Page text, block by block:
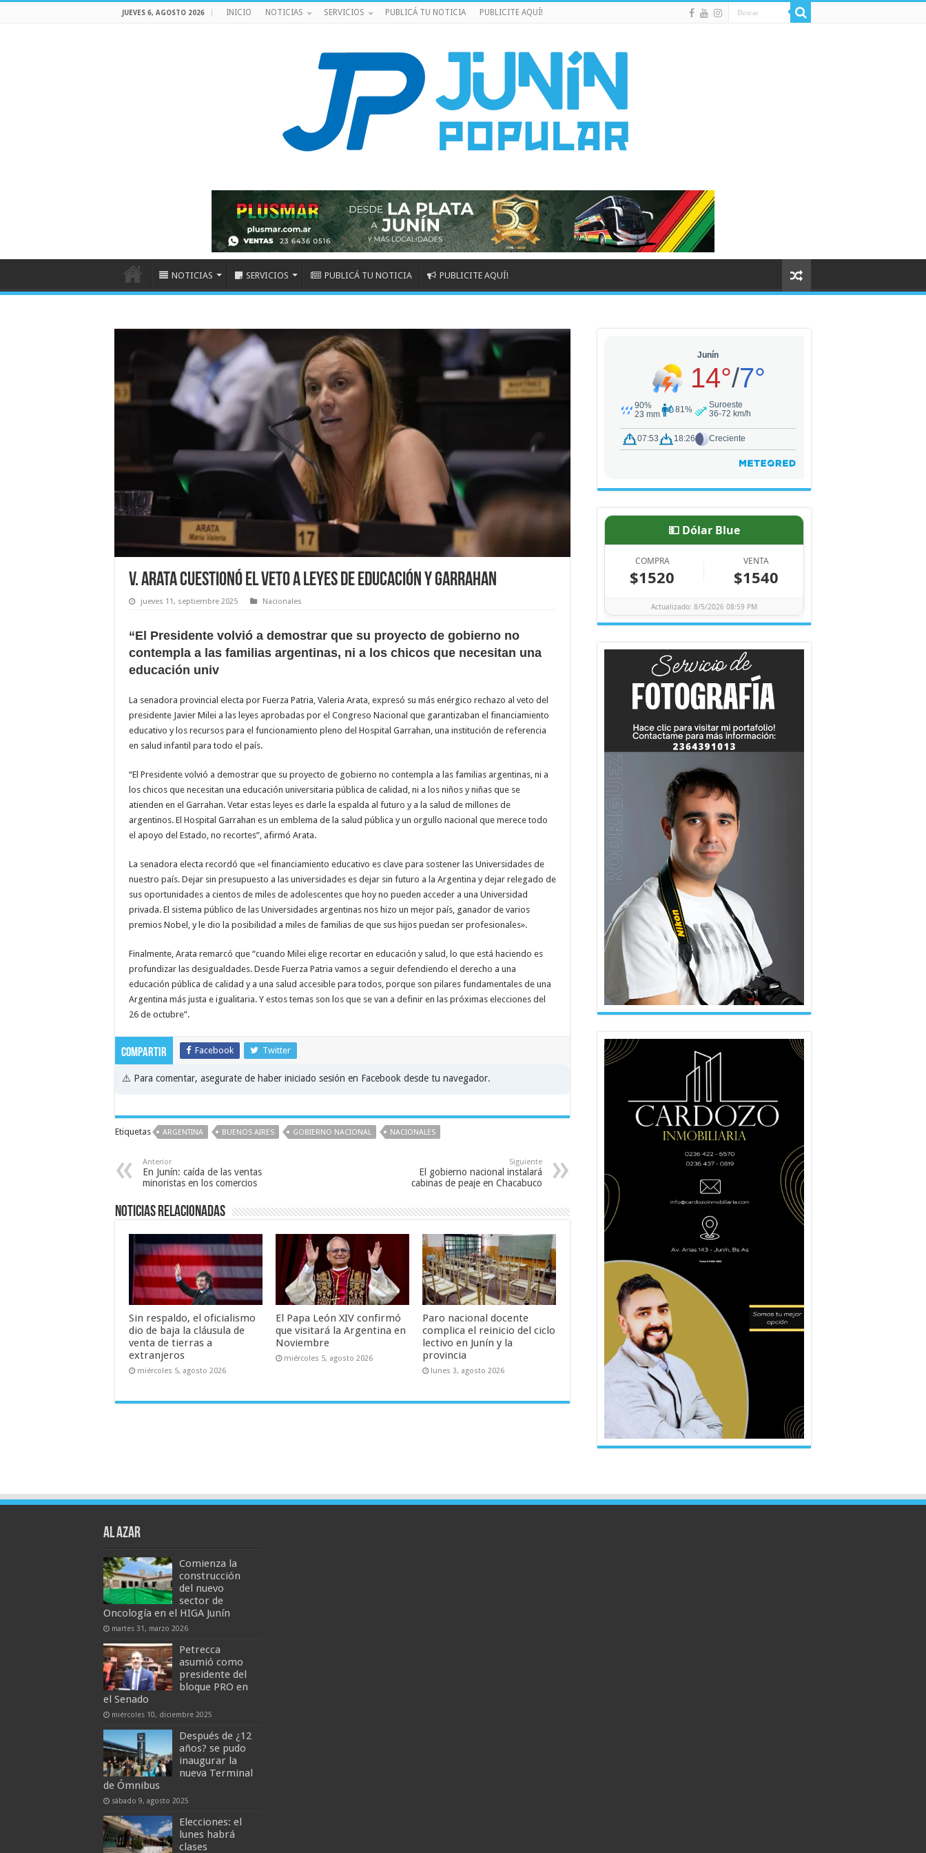
JUEVES 6, AGOSTO 2026 INICIO NOTICIAS SERVICIOS PUBLICÁ TU NOTICIA PUBLICITE AQUÍ!
NOTICIAS SERVICIOS PUBLICÁ TU NOTICIA PUBLICITE AQUÍ!
V. Arata cuestionó el veto a leyes de educación y Garrahan
jueves 11, septiembre 2025 Nacionales
“El Presidente volvió a demostrar que su proyecto de gobierno no
contempla a las familias argentinas, ni a los chicos que necesitan una
educación univ
La senadora provincial electa por Fuerza Patria, Valeria Arata, expresó su más enérgico rechazo al veto del
presidente Javier Milei a las leyes aprobadas por el Congreso Nacional que garantizaban el financiamiento
educativo y los recursos para el funcionamiento pleno del Hospital Garrahan, una institución de referencia
en salud infantil para todo el país.
“El Presidente volvió a demostrar que su proyecto de gobierno no contempla a las familias argentinas, ni a
los chicos que necesitan una educación universitaria pública de calidad, ni a los niños y niñas que se
atienden en el Garrahan. Vetar estas leyes es darle la espalda al futuro y a la salud de millones de
argentinos. El Hospital Garrahan es un emblema de la salud pública y un orgullo nacional que merece todo
el apoyo del Estado, no recortes”, afirmó Arata.
La senadora electa recordó que «el financiamiento educativo es clave para sostener las Universidades de
nuestro país. Dejar sin presupuesto a las universidades es dejar sin futuro a la Argentina y dejar relegado de
sus oportunidades a cientos de miles de adolescentes que hoy no pueden acceder a una Universidad
privada. El sistema público de las Universidades argentinas nos hizo un mejor país, ganador de varios
premios Nobel, y le dio la posibilidad a miles de familias de que sus hijos puedan ser profesionales».
Finalmente, Arata remarcó que “cuando Milei elige recortar en educación y salud, lo que está haciendo es
profundizar las desigualdades. Desde Fuerza Patria vamos a seguir defendiendo el derecho a una
educación pública de calidad y a una salud accesible para todos, porque son pilares fundamentales de una
Argentina más justa e igualitaria. Y estos temas son los que se van a definir en las próximas elecciones del
26 de octubre”.
Compartir Facebook Twitter
⚠️ Para comentar, asegurate de haber iniciado sesión en Facebook desde tu navegador.
Etiquetas ARGENTINA BUENOS AIRES GOBIERNO NACIONAL NACIONALES
Anterior
En Junín: caída de las ventas
minoristas en los comercios
Siguiente
El gobierno nacional instalará
cabinas de peaje en Chacabuco
Noticias relacionadas
Sin respaldo, el oficialismo
dio de baja la cláusula de
venta de tierras a
extranjeros
miércoles 5, agosto 2026
El Papa León XIV confirmó
que visitará la Argentina en
Noviembre
miércoles 5, agosto 2026
Paro nacional docente
complica el reinicio del ciclo
lectivo en Junín y la
provincia
lunes 3, agosto 2026
💵 Dólar Blue
COMPRA
$1520
VENTA
$1540
Actualizado: 8/5/2026 08:59 PM
AL AZAR
Comienza la
construcción
del nuevo
sector de
Oncología en el HIGA Junín
martes 31, marzo 2026
Petrecca
asumió como
presidente del
bloque PRO en
el Senado
miércoles 10, diciembre 2025
Después de ¿12
años? se pudo
inaugurar la
nueva Terminal
de Ómnibus
sábado 9, agosto 2025
Elecciones: el
lunes habrá
clases